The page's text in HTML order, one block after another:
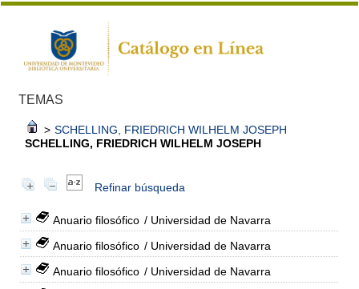
TEMAS
> SCHELLING, FRIEDRICH WILHELM JOSEPH
SCHELLING, FRIEDRICH WILHELM JOSEPH
Refinar búsqueda
Anuario filosófico / Universidad de Navarra
Anuario filosófico / Universidad de Navarra
Anuario filosófico / Universidad de Navarra